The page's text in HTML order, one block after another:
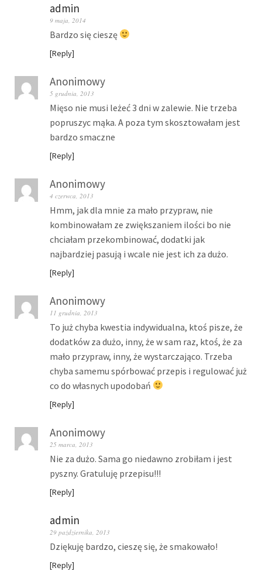
admin
9 maja, 2014
Bardzo się cieszę
Reply
Anonimowy
5 grudnia, 2013
Mięso nie musi leżeć 3 dni w zalewie. Nie trzeba
popruszyc mąka. A poza tym skosztowałam jest
bardzo smaczne
Reply
Anonimowy
4 czerwca, 2013
Hmm, jak dla mnie za mało przypraw, nie
kombinowałam ze zwiększaniem ilości bo nie
chciałam przekombinować, dodatki jak
najbardziej pasują i wcale nie jest ich za dużo.
Reply
Anonimowy
11 grudnia, 2013
To już chyba kwestia indywidualna, ktoś pisze, że
dodatków za dużo, inny, że w sam raz, ktoś, że za
mało przypraw, inny, że wystarczająco. Trzeba
chyba samemu spórbować przepis i regulować już
co do własnych upodobań
Reply
Anonimowy
25 marca, 2013
Nie za dużo. Sama go niedawno zrobiłam i jest
pyszny. Gratuluję przepisu!!!
Reply
admin
29 października, 2013
Dziękuję bardzo, cieszę się, że smakowało!
Reply